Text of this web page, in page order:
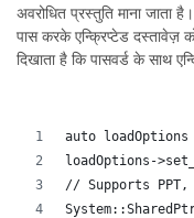
अवरोधित प्रस्तुति माना
पास करके एन्क्रिप्टेड दस्तावेज़
दिखाता है कि पासवर्ड के साथ
auto loadOptions
loadOptions-
// Supports PPT,